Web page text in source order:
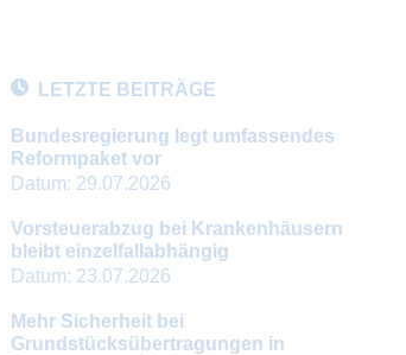
LETZTE BEITRÄGE
Bundesregierung legt umfassendes
Reformpaket vor
Datum: 29.07.2026
Vorsteuerabzug bei Krankenhäusern
bleibt einzelfallabhängig
Datum: 23.07.2026
Mehr Sicherheit bei
Grundstücksübertragungen in